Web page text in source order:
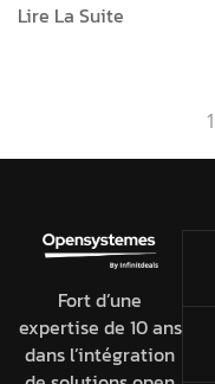
Lire La Suite
1
Fort d’une
expertise de 10 ans
dans l’intégration